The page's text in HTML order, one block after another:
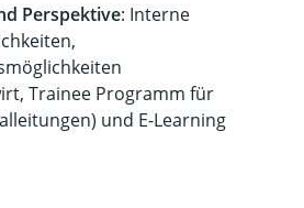
Perspektive: Interne
Trainee Programm für
und E-Learning